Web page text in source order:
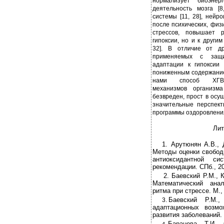
деятельность мозга
системы [11, 28],
после психических,
стрессов, повышает
гипоксии, но и к
32]. В отличие от
применяемых с
адаптации к
пониженным
нами способ ХГВ-
механизмов
безвреден, прост в
значительные
программы
1. Арутюнян А.В.,
Методы оценки
антиоксидантной
рекомендации. СПб.,
2. Баевский Р.М.,
Математический
ритма при стрессе. М.,
3. Баевский
адаптационных
развития